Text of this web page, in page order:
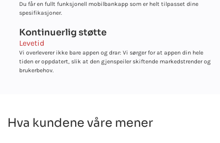
Du får en fullt funksjonell mobilbankapp som er helt tilpasset dine
spesifikasjoner.
Kontinuerlig støtte
Levetid
Vi overleverer ikke bare appen og drar: Vi sørger for at appen din hele
tiden er oppdatert, slik at den gjenspeiler skiftende markedstrender og
brukerbehov.
Hva kundene våre mener